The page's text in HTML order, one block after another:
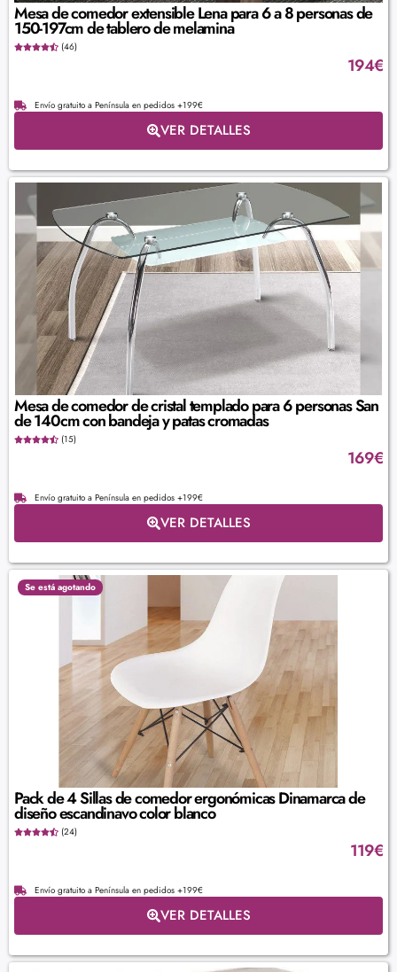
Mesa de comedor extensible Lena para 6 a 8 personas de
150-197cm de tablero de melamina
(46)
194€
Envío gratuito a Península en pedidos +199€
VER DETALLES
Mesa de comedor de cristal templado para 6 personas San
de 140cm con bandeja y patas cromadas
(15)
169€
Envío gratuito a Península en pedidos +199€
VER DETALLES
Se está agotando
Pack de 4 Sillas de comedor ergonómicas Dinamarca de
diseño escandinavo color blanco
(24)
119€
Envío gratuito a Península en pedidos +199€
VER DETALLES